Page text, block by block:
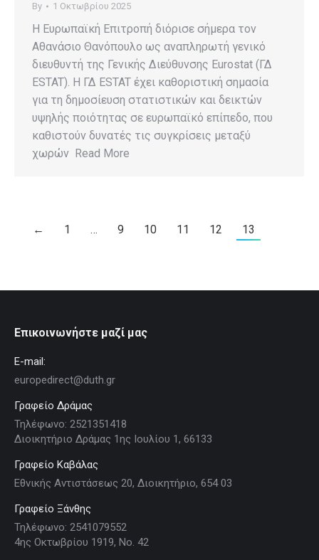
By
1 Οκτωβρίου 2025
Η Ευρωπαϊκή Επιτροπή διόρισε σήμερα τον
Αθανάσιο Θανόπουλο ως αναπληρωτή γενικό
διευθυντή της Γενικής Διεύθυνσης Eurostat (ΓΔ
ESTAT). Η ΓΔ ESTAT έχει καθοριστική σημασία
για τη δημοσίευση στατιστικών και δεικτών
υψηλής ποιότητας σε ευρωπαϊκό επίπεδο, που
καθιστούν δυνατές τις συγκρίσεις μεταξύ
χωρών Read More
← 1 … 9 10 11 12 13
Επικοινωνήστε μαζί μας
E-mail:
europedirect@duth.gr
Γραφείο Δράμας
Τηλέφωνο: 2521351418
Διοικητήριο Δράμας 1ης Ιουλίου 1, 66133
Γραφείο Καβάλας
Εθνικής Αντιστάσεως 20, Διοικητήριο, 654 03
Γραφείο Ξάνθης
Τηλέφωνο: 2541079552
4ης Οκτωβρίου 1919, Νο. 42